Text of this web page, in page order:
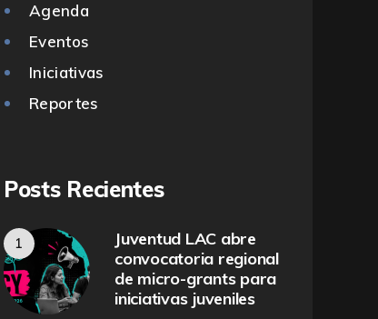
Agenda
Eventos
Iniciativas
Reportes
Posts Recientes
Juventud LAC abre
convocatoria regional
de micro-grants para
iniciativas juveniles